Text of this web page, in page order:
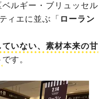
ルギー・ブリュッセル
ィエに並ぶ「 ローラン
いない、素材本来の甘
です。